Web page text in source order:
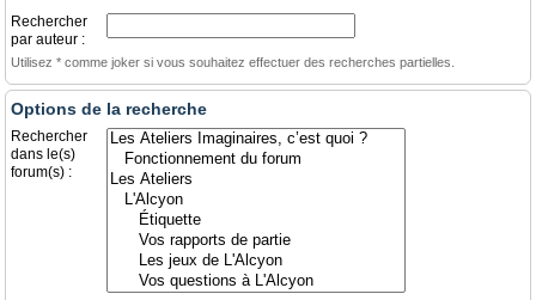
Rechercher
par auteur :
Utilisez * comme joker si vous souhaitez effectuer des recherches partielles.
Options de la recherche
Rechercher
dans le(s)
forum(s) :